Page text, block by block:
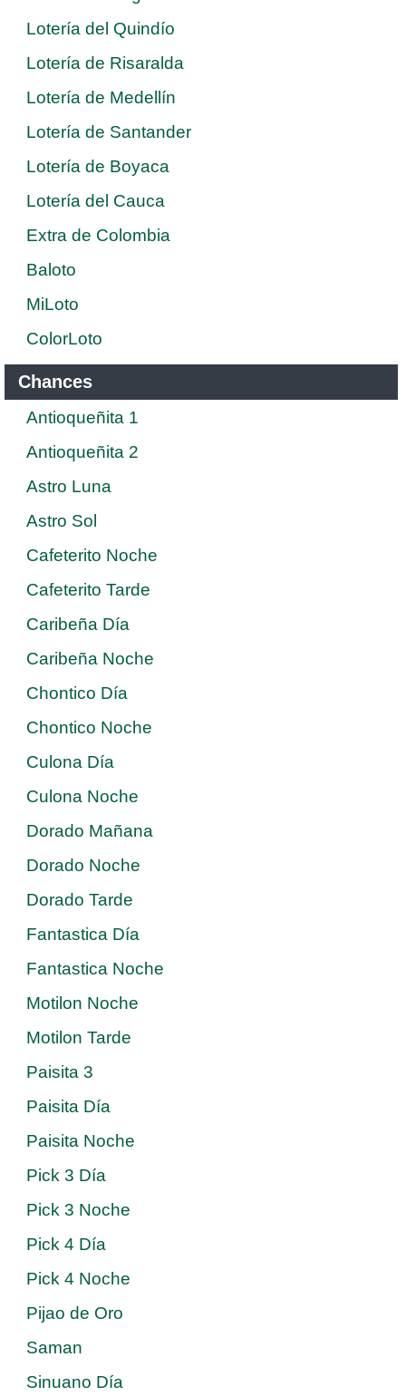
Lotería del Quindío
Lotería de Risaralda
Lotería de Medellín
Lotería de Santander
Lotería de Boyaca
Lotería del Cauca
Extra de Colombia
Baloto
MiLoto
ColorLoto
Chances
Antioqueñita 1
Antioqueñita 2
Astro Luna
Astro Sol
Cafeterito Noche
Cafeterito Tarde
Caribeña Día
Caribeña Noche
Chontico Día
Chontico Noche
Culona Día
Culona Noche
Dorado Mañana
Dorado Noche
Dorado Tarde
Fantastica Día
Fantastica Noche
Motilon Noche
Motilon Tarde
Paisita 3
Paisita Día
Paisita Noche
Pick 3 Día
Pick 3 Noche
Pick 4 Día
Pick 4 Noche
Pijao de Oro
Saman
Sinuano Día